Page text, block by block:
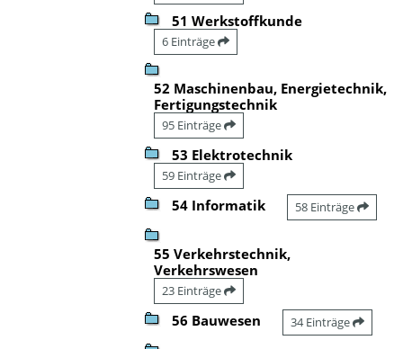
51 Werkstoffkunde
6 Einträge
52 Maschinenbau, Energietechnik,
Fertigungstechnik
95 Einträge
53 Elektrotechnik
59 Einträge
54 Informatik 58 Einträge
55 Verkehrstechnik,
Verkehrswesen
23 Einträge
56 Bauwesen 34 Einträge